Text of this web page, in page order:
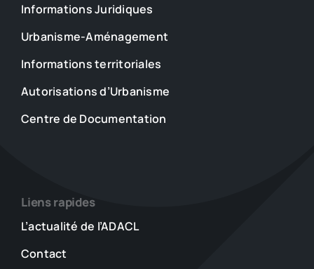
Informations Juridiques
Urbanisme-Aménagement
Informations territoriales
Autorisations d’Urbanisme
Centre de Documentation
Liens rapides
L’actualité de l’ADACL
Contact